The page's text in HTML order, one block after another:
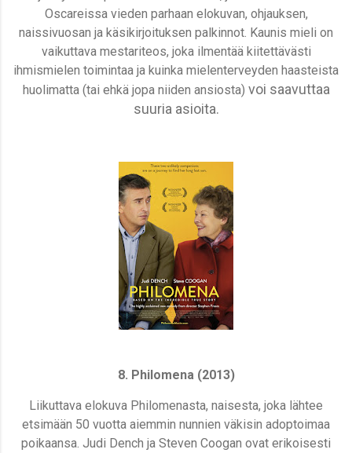
Oscareissa vieden parhaan elokuvan, ohjauksen,
naissivuosan ja käsikirjoituksen palkinnot. Kaunis mieli on
vaikuttava mestariteos, joka ilmentää kiitettävästi
ihmismielen toimintaa ja kuinka mielenterveyden haasteista
huolimatta (tai ehkä jopa niiden ansiosta) voi saavuttaa
suuria asioita.
8. Philomena (2013)
Liikuttava elokuva Philomenasta, naisesta, joka lähtee
etsimään 50 vuotta aiemmin nunnien väkisin adoptoimaa
poikaansa. Judi Dench ja Steven Coogan ovat erikoisesti